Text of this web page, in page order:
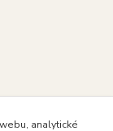
analytické